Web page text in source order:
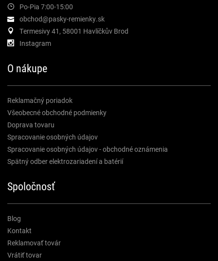
Po-Pia 7:00-15:00
obchod@pasky-remienky.sk
Termesivy 41, 58001 Havlíčkův Brod
Instagram
O nákupe
Reklamačný poriadok
Všeobecné obchodné podmienky
Doprava tovaru
Spracovanie osobných údajov
Spracovanie osobných údajov - obchodné oznámenia
Spätný odber elektrozariadení a batérií
Spoločnosť
Blog
Kontakt
Reklamovať továr
Vrátiť tovar